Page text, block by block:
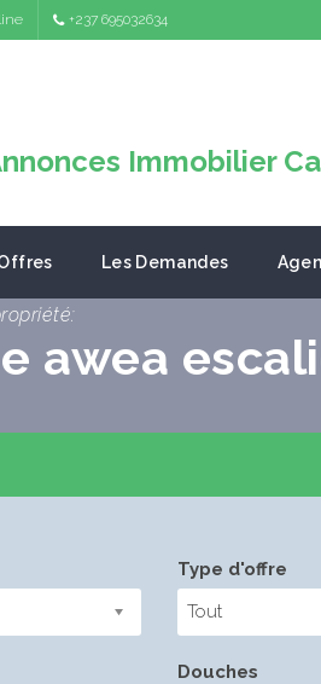
+237 695032634
Les Demandes
awea
Type d'offre
Tout
Douches